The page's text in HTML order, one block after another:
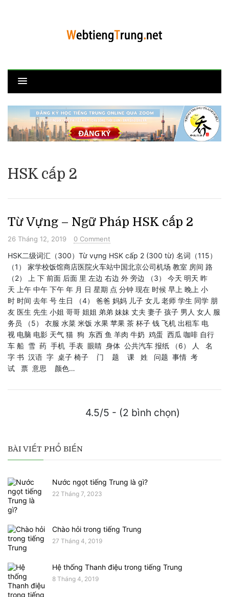
HSK cấp 2
Từ Vựng – Ngữ Pháp HSK cấp 2
26 Tháng 12, 2019 0 Comment
HSK二级词汇（300）Từ vựng HSK cấp 2 (300 từ) 名词（115）
（1） 家学校饭馆商店医院火车站中国北京公司机场 教室 房间 路
（2） 上 下 前面 后面 里 左边 右边 外 旁边 （3） 今天 明天 昨
天 上午 中午 下午 年 月 日 星期 点 分钟 现在 时候 早上 晚上 小
时 时间 去年 号 生日 （4） 爸爸 妈妈 儿子 女儿 老师 学生 同学 朋
友 医生 先生 小姐 哥哥 姐姐 弟弟 妹妹 丈夫 妻子 孩子 男人 女人 服
务员 （5） 衣服 水菜 米饭 水果 苹果 茶 杯子 钱 飞机 出租车 电
视 电脑 电影 天气 猫 狗 东西 鱼 羊肉 牛奶 鸡蛋 西瓜 咖啡 自行
车 船 雪 药 手机 手表 眼睛 身体 公共汽车 报纸 （6） 人 名
字 书 汉语 字 桌子 椅子 门 题 课 姓 问题 事情 考
试 票 意思 颜色…
4.5/5 - (2 bình chọn)
BÀI VIẾT PHỔ BIẾN
Nước ngọt tiếng Trung là gì?
22 Tháng 7, 2023
Chào hỏi trong tiếng Trung
27 Tháng 4, 2019
Hệ thống Thanh điệu trong tiếng Trung
8 Tháng 4, 2019